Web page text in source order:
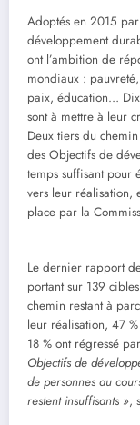
Adoptés en 2015
développement
ont l’ambition de
mondiaux :
paix, éducation… Dix
sont à mettre à leur
Deux tiers du
des Objectifs de
temps suffisant pour
vers leur réalisation,
place par la
Le dernier rapport
portant sur 139
chemin restant à
leur réalisation, 47
18 % ont régressé
Objectifs de
de personnes au
restent insuffisants »,